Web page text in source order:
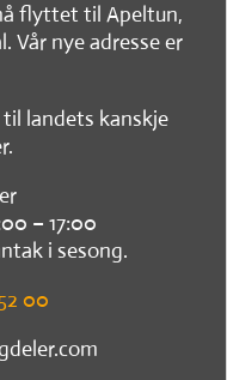
flyttet til Apeltun,
Vår nye adresse er
landets kanskje
– 17:00
i sesong.
00